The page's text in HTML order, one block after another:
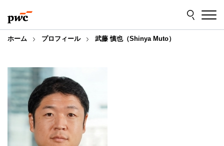
to
content
to
footer
ホーム プロフィール 武藤 慎也（Shinya Muto）